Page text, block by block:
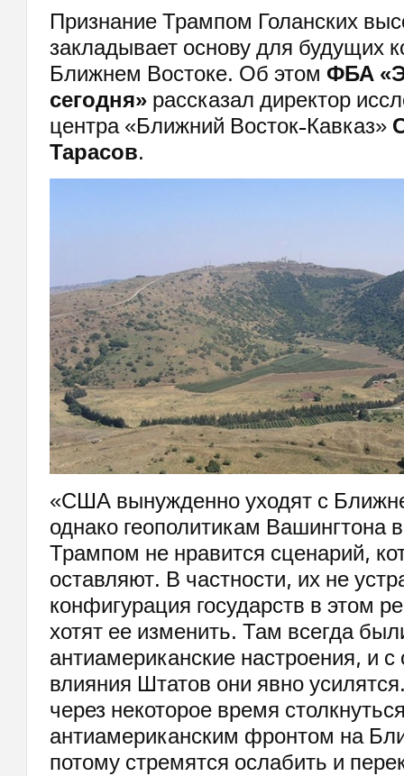
Признание Трампом Голанских
закладывает основу для будущих
Ближнем Востоке. Об этом ФБА
сегодня»рассказал директор
центра «Ближний Восток-Кавказ»
Тарасов.
«США вынужденно уходят с
однако геополитикам Вашингтона
Трампом не нравится сценарий,
оставляют. В частности, их не
конфигурация государств в этом
хотят ее изменить. Там всегда
антиамериканские настроения, и
влияния Штатов они явно
через некоторое время
антиамериканским фронтом на
потому стремятся ослабить и